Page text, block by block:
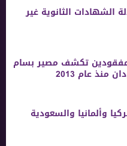
الشهادات الثانوية ‏غير
تكشف مصير بسام
منذ عام 2013
وألمانيا والسعودية